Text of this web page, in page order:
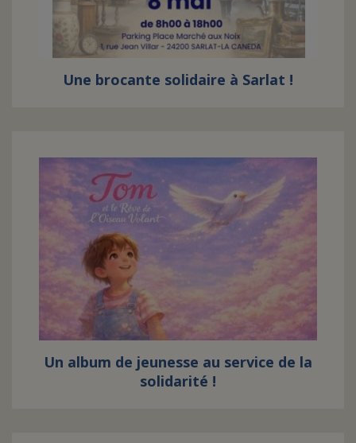
Une brocante solidaire à Sarlat !
Un album de jeunesse au service de la
solidarité !